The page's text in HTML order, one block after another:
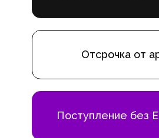
Отсрочка от
Поступление без